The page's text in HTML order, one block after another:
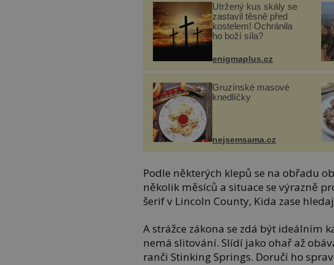
Utržený kus skály se
zastavil těsně před
kostelem! Ochránila
ho boží síla?
enigmaplus.cz
Gruzínské masové
knedlíčky
nejsemsama.cz
Podle některých klepů se na obřadu
několik měsíců a situace se výrazně
šerif v Lincoln County, Kida zase
A strážce zákona se zdá být ideálním
nemá slitování. Slídí jako ohař až
ranči Stinking Springs. Doručí ho